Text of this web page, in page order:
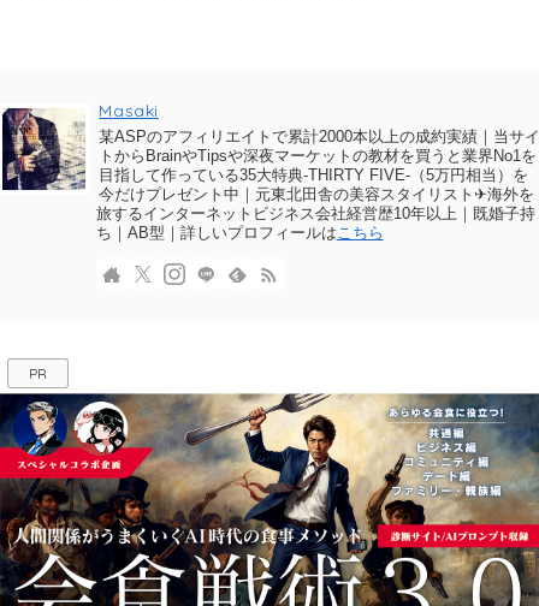
Masaki
某ASPのアフィリエイトで累計2000本以上の成約実績｜当サ
トからBrainやTipsや深夜マーケットの教材を買うと業界No1を
目指して作っている35大特典-THIRTY FIVE-（5万円相当）を
今だけプレゼント中｜元東北田舎の美容スタイリスト✈海外を
旅するインターネットビジネス会社経営歴10年以上｜既婚子持
ち｜AB型｜詳しいプロフィールはこちら
PR